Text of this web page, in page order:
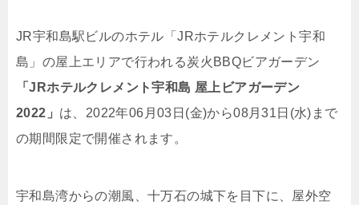
JR宇和島駅ビルのホテル「JRホテルクレメント宇和
島」の屋上エリアで行われる炭火BBQビアガーデン
「JRホテルクレメント宇和島 屋上ビアガーデン
2022」 は、2022年06月03日(金)から08月31日(水)まで
の期間限定で開催されます。
宇和島湾からの潮風、十万石の城下を目下に、屋外空